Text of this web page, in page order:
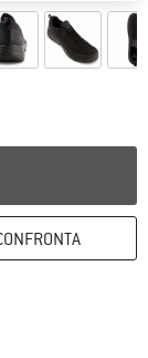
di recesso qui